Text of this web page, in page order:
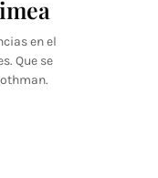
en el
Que se